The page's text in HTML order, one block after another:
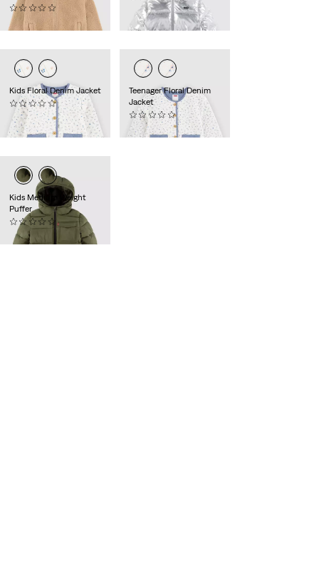
79,95 €
99,95 €
Kids Floral Denim Jacket
(0)
64,95 €
Teenager Floral Denim
Jacket
(0)
69,95 €
Kids Medium Weight
Puffer
(0)
84,95 €